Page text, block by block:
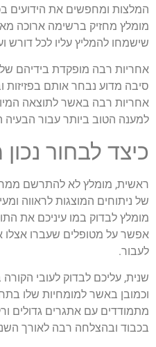
המלצות ומחפשים את הידועים
מומלץ מחזיק ברשימה ארוכה
שישמחו להמליץ עליו לכל דורש
אחריות רבה מופקדת בידיהם של
סיבה מדוע נבחר אותם בפזיזות
אחריות רבה באשר לתוצאה
למענה הטוב ביותר עבור
כיצד לבחור
ראשית, מומלץ לא להתרשם
של ניתוחים המוצגות לראווה
מומלץ לבדוק במו עיניכם את
אפשר על מטופלים שעברו אצלו
לעבור.
שנית, עליכם לבדוק לעובי
וכמובן באשר למומחיות שלו
מתמודדים עם אתגרים גדולים
בכבוד ובהצלחה רבה לאורך